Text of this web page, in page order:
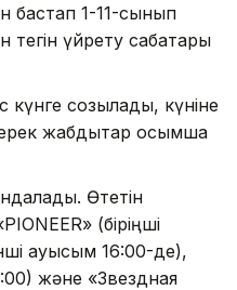
бастап 1-11-сынып
үйрету сабақтары
күнге созылады, күніне
жабдықтар қосымша
Өтетін
(біріңші
ауысым 16:00-де),
және «Звездная